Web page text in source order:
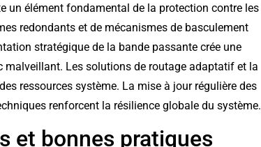
un élément fondamental de la protection contre les
redondants et de mécanismes de basculement
stratégique de la bande passante crée une
Les solutions de routage adaptatif et la
ressources système. La mise à jour régulière des
renforcent la résilience globale du système.
et bonnes pratiques